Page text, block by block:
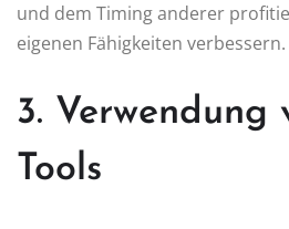
und dem Timing anderer
eigenen Fähigkeiten verbessern.
3. Verwendung
Tools